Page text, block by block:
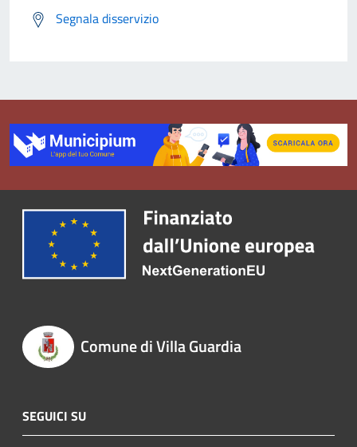
Segnala disservizio
Comune di Villa Guardia
SEGUICI SU